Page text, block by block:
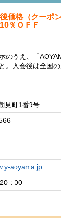
価格（クーポ
％ＯＦＦ
のうえ、「
。入会後は全国
見町1番9号
aoyama.jp
：00